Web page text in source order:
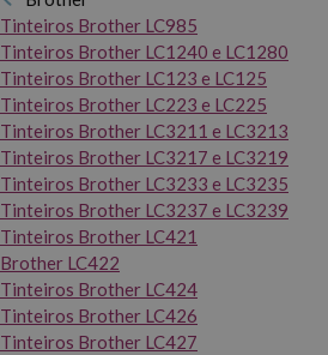
Tinteiros Brother LC985
Tinteiros Brother LC1240 e LC1280
Tinteiros Brother LC123 e LC125
Tinteiros Brother LC223 e LC225
Tinteiros Brother LC3211 e LC3213
Tinteiros Brother LC3217 e LC3219
Tinteiros Brother LC3233 e LC3235
Tinteiros Brother LC3237 e LC3239
Tinteiros Brother LC421
Brother LC422
Tinteiros Brother LC424
Tinteiros Brother LC426
Tinteiros Brother LC427